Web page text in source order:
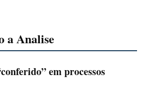
a Analise
em processos